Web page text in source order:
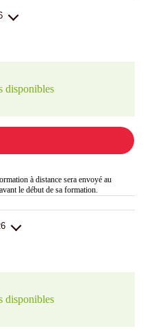
disponibles
à distance sera envoyé au
le début de sa formation.
disponibles